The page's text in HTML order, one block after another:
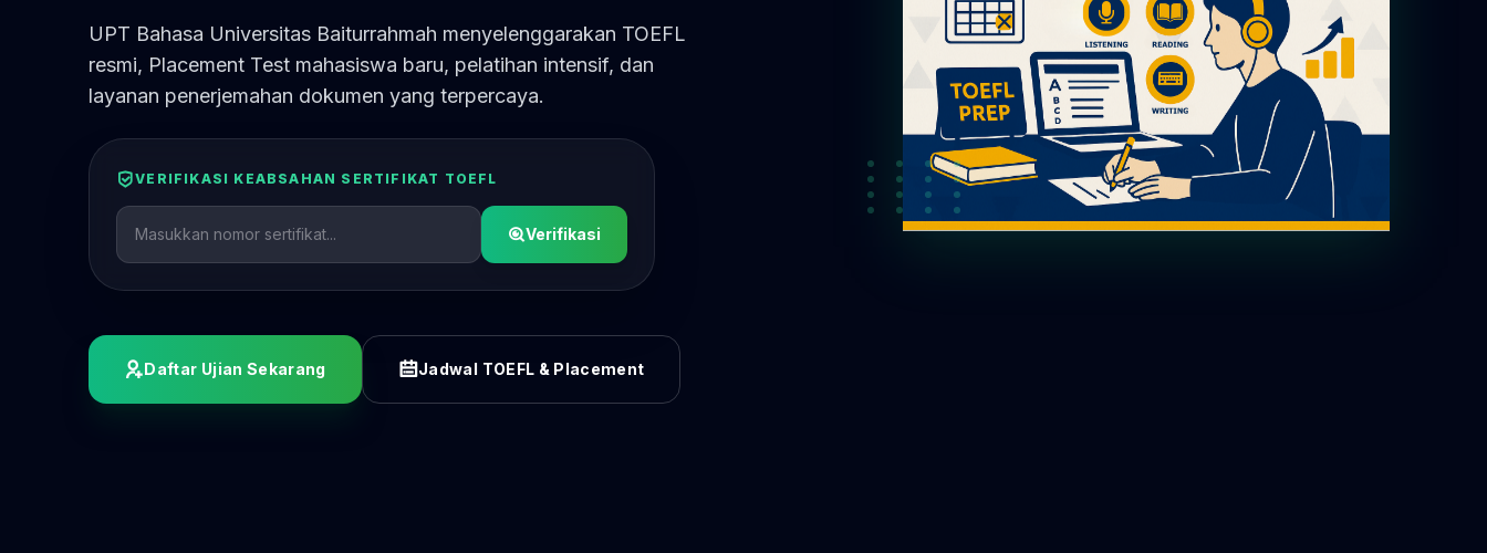
UPT Bahasa Universitas Baiturrahmah menyelenggarakan TOEFL
resmi, Placement Test mahasiswa baru, pelatihan intensif, dan
layanan penerjemahan dokumen yang terpercaya.
VERIFIKASI KEABSAHAN SERTIFIKAT TOEFL
Verifikasi
Daftar Ujian Sekarang Jadwal TOEFL & Placement